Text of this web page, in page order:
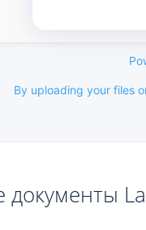
By uploading your files